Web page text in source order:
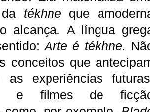
tékhne que
alcança. A língua
Arte é tékhne.
conceitos que
as experiências
e filmes de